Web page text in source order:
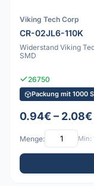
Viking Tech Corp
CR-02JL6-110K
Widerstand Viking
SMD
26750
Packung mit 1000
0.94€ – 2.08€
Menge: Min: